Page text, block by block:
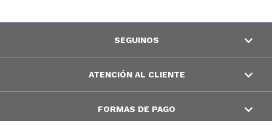
SEGUINOS
ATENCIÓN AL CLIENTE
FORMAS DE PAGO